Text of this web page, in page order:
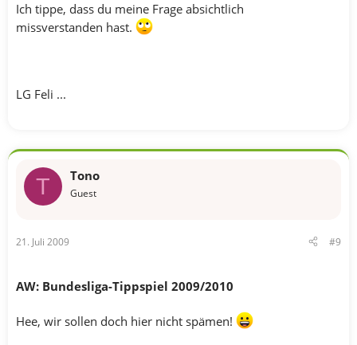
Ich tippe, dass du meine Frage absichtlich
missverstanden hast.
LG Feli ...
T Tono
Guest
21. Juli 2009 #9
AW: Bundesliga-Tippspiel 2009/2010
Hee, wir sollen doch hier nicht spämen!